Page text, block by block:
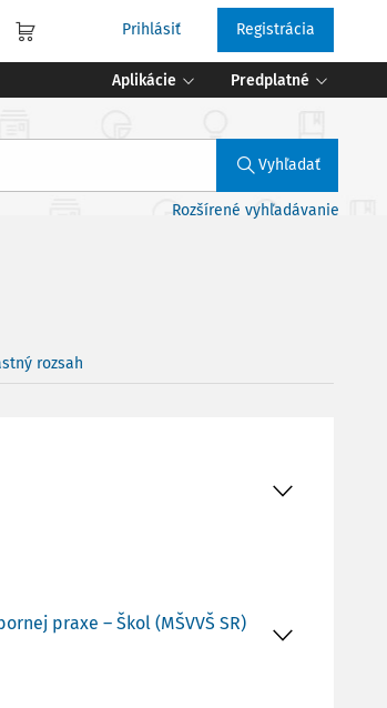
Prihlásiť Registrácia
Aplikácie Predplatné
Vyhľadať
Rozšírené vyhľadávanie
rozsah
praxe – Škol (MŠVVŠ SR)